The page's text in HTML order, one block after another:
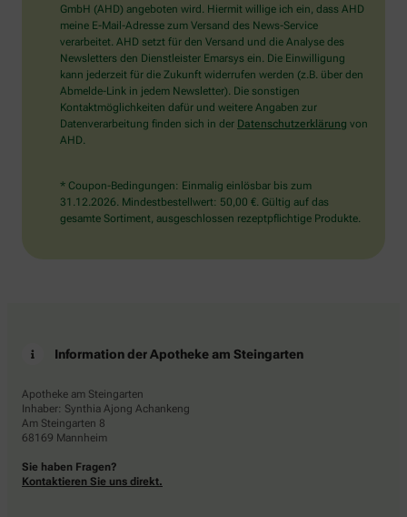
wählen
Sie
bitte
den
Stern.
GmbH (AHD) angeboten wird. Hiermit willige ich ein, dass AHD
meine E-Mail-Adresse zum Versand des News-Service
verarbeitet. AHD setzt für den Versand und die Analyse des
Newsletters den Dienstleister Emarsys ein. Die Einwilligung
kann jederzeit für die Zukunft widerrufen werden (z.B. über den
Abmelde-Link in jedem Newsletter). Die sonstigen
Kontaktmöglichkeiten dafür und weitere Angaben zur
Datenverarbeitung finden sich in der Datenschutzerklärung von
AHD.
* Coupon-Bedingungen: Einmalig einlösbar bis zum
31.12.2026. Mindestbestellwert: 50,00 €. Gültig auf das
gesamte Sortiment, ausgeschlossen rezeptpflichtige Produkte.
Information der Apotheke am Steingarten
Apotheke am Steingarten
Inhaber: Synthia Ajong Achankeng
Am Steingarten 8
68169 Mannheim
Sie haben Fragen?
Kontaktieren Sie uns direkt.